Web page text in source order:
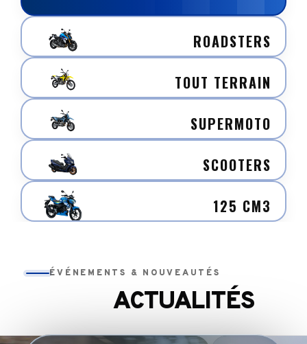
ROADSTERS
TOUT TERRAIN
SUPERMOTO
SCOOTERS
125 CM3
ÉVÉNEMENTS & NOUVEAUTÉS
ACTUALITÉS